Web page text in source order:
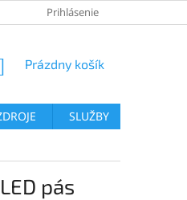
VRÁTENIE TOVARU
Prihlásenie
NÁKUPNÝ
Prázdny košík
SLUŽBY
pás